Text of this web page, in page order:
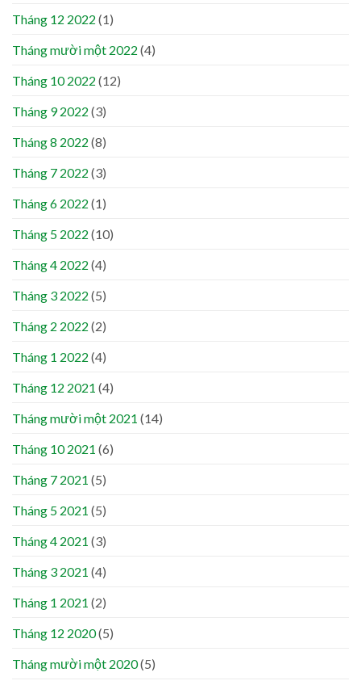
Tháng 12 2022 (1)
Tháng mười một 2022 (4)
Tháng 10 2022 (12)
Tháng 9 2022 (3)
Tháng 8 2022 (8)
Tháng 7 2022 (3)
Tháng 6 2022 (1)
Tháng 5 2022 (10)
Tháng 4 2022 (4)
Tháng 3 2022 (5)
Tháng 2 2022 (2)
Tháng 1 2022 (4)
Tháng 12 2021 (4)
Tháng mười một 2021 (14)
Tháng 10 2021 (6)
Tháng 7 2021 (5)
Tháng 5 2021 (5)
Tháng 4 2021 (3)
Tháng 3 2021 (4)
Tháng 1 2021 (2)
Tháng 12 2020(5)
Tháng mười một 2020(5)